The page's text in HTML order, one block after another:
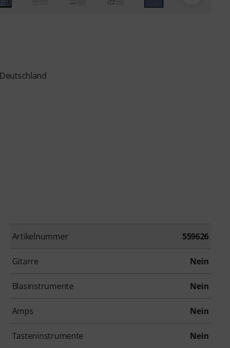
Artikelnummer 559626
Gitarre Nein
Blasinstrumente Nein
Amps Nein
Tasteninstrumente Nein